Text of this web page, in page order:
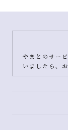
やまとのサー
いましたら、